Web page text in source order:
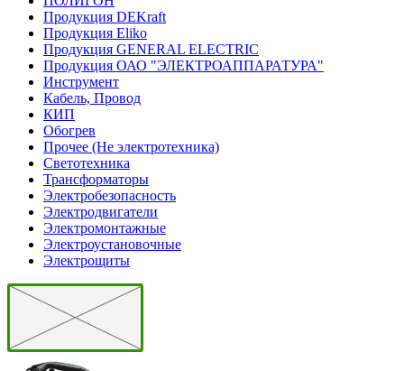
Продукция DEKraft
Продукция Eliko
Продукция GENERAL ELECTRIC
Продукция ОАО "ЭЛЕКТРОАППАРАТУРА"
Инструмент
Кабель, Провод
КИП
Обогрев
Прочее (Не электротехника)
Светотехника
Трансформаторы
Электробезопасность
Электродвигатели
Электромонтажные
Электроустановочные
Электрощиты